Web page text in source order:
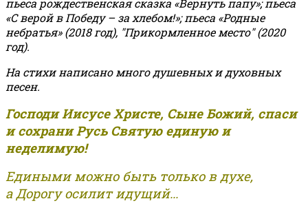
пьеса рождественская сказка «Вернуть папу»; пьеса
«С верой в Победу – за хлебом!»;пьеса «Родные
небратья» (2018 год), "Прикормленное место" (2020
год).
На стихи написано много душевных и духовных
песен.
Господи Иисусе Христе, Сыне Божий, спаси
и сохрани Русь Святую единую и
неделимую!
Едиными можно быть только в духе,
а Дорогу осилит идущий...